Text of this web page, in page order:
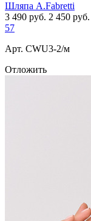
Шляпа A.Fabretti
3 490 руб. 2 450 руб.
57
Арт. СWU3-2/м
Отложить